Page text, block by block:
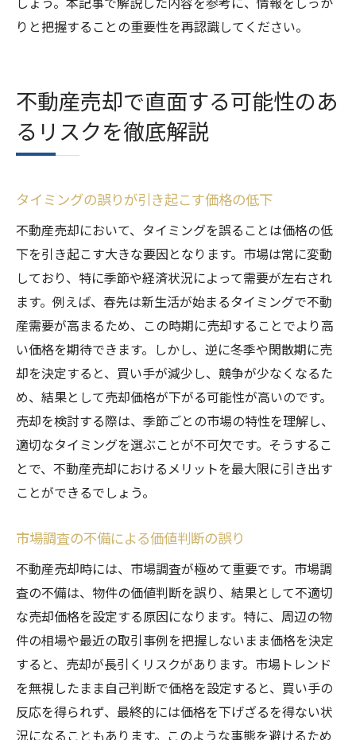
りと把握することの重要性を再認識してください。
不動産売却で直面する可能性のあ
るリスクを徹底解説
タイミングの誤りが引き起こす価格の低下
不動産売却において、タイミングを誤ることは価格の低
下を引き起こす大きな要因となります。市場は常に変動
しており、特に季節や経済状況によって需要が左右され
ます。例えば、春先は新生活が始まるタイミングで不動
産需要が高まるため、この時期に売却することでより高
い価格を期待できます。しかし、逆に冬季や閑散期に売
却を決定すると、買い手が減少し、競争が少なくなるた
め、結果として売却価格が下がる可能性が高いのです。
売却を検討する際は、季節ごとの市場の特性を理解し、
適切なタイミングを選ぶことが不可欠です。そうするこ
とで、不動産売却におけるメリットを最大限に引き出す
ことができるでしょう。
市場調査の不備による価値判断の誤り
不動産売却時には、市場調査が極めて重要です。市場調
査の不備は、物件の価値判断を誤り、結果として不適切
な売却価格を設定する原因になります。特に、周辺の物
件の相場や最近の取引事例を把握しないまま価格を決定
すると、売却が長引くリスクがあります。市場トレンド
を無視したまま自己判断で価格を設定すると、買い手の
反応を得られず、最終的には価格を下げざるを得ない状
況になることもあります。このような事態を避けるため